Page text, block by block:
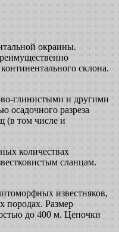
окраины.
склона.
глинистыми и другими
осадочного разреза
(в том числе и
количествах
сланцам.
известняков,
породах. Размер
до 400 м. Цепочки